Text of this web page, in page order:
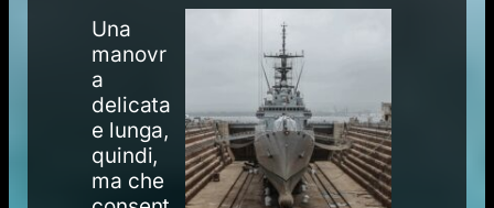
Una
manovr
a
delicata
e lunga,
quindi,
ma che